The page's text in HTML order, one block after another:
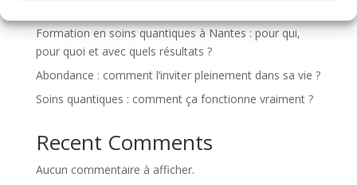
Formation en soins quantiques à Nantes : pour qui,
pour quoi et avec quels résultats ?
Abondance : comment l’inviter pleinement dans sa vie ?
Soins quantiques : comment ça fonctionne vraiment ?
Recent Comments
Aucun commentaire à afficher.